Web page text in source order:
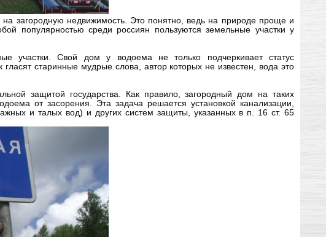
загородную недвижимость. Это понятно, ведь на природе проще и
популярностью среди россиян пользуются земельные участки у
Свой дом у водоема не только подчеркивает статус
старинные мудрые слова, автор которых не известен, вода это
защитой государства. Как правило, загородный дом на таких
от засорения. Эта задача решается установкой канализации,
и талых вод) и других систем защиты, указанных в п. 16 ст. 65